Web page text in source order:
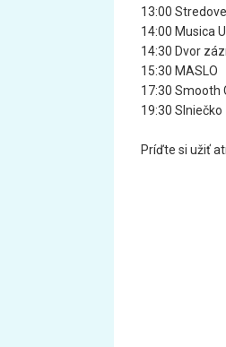
13:00
14:00 Musica
14:30 Dvor
15:30 MASLO
17:30 Smooth
19:30 Slniečko
Príďte si užiť